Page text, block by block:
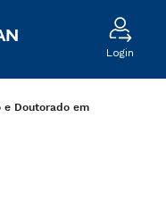
Login
e Doutorado em